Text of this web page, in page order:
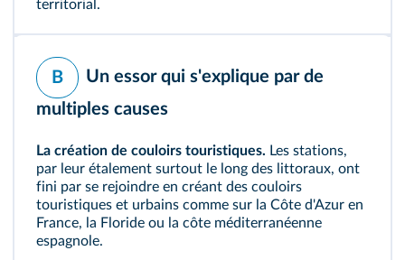
territorial.
B
Un essor qui s'explique par de
multiples causes
La création de couloirs touristiques. Les stations,
par leur étalement surtout le long des littoraux, ont
fini par se rejoindre en créant des couloirs
touristiques et urbains comme sur la Côte d'Azur en
France, la Floride ou la côte méditerranéenne
espagnole.